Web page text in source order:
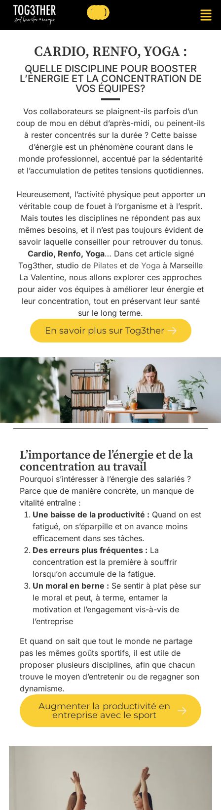
CARDIO, RENFO, YOGA :
QUELLE DISCIPLINE POUR BOOSTER
L’ÉNERGIE ET LA CONCENTRATION DE
VOS ÉQUIPES?
Vos collaborateurs se plaignent-ils parfois d’un
coup de mou en début d’après-midi, ou peinent-ils
à rester concentrés sur la durée ? Cette baisse
d’énergie est un phénomène courant dans le
monde professionnel, accentué par la sédentarité
et l’accumulation de petites tensions quotidiennes.
Heureusement, l’activité physique peut apporter un
véritable coup de fouet à l’organisme et à l’esprit.
Mais toutes les disciplines ne répondent pas aux
mêmes besoins, et il n’est pas toujours évident de
savoir laquelle conseiller pour retrouver du tonus.
Cardio, Renfo, Yoga… Dans cet article signé
Tog3ther, studio de Pilates et de Yoga à Marseille
La Valentine, nous allons explorer ces approches
pour aider vos équipes à améliorer leur énergie et
leur concentration, tout en préservant leur santé
sur le long terme.
En savoir plus sur Tog3ther
L’importance de l’énergie et de la
concentration au travail
Pourquoi s’intéresser à l’énergie des salariés ?
Parce que de manière concrète, un manque de
vitalité entraîne :
Une baisse de la productivité : Quand on est
fatigué, on s’éparpille et on avance moins
efficacement dans ses tâches.
Des erreurs plus fréquentes : La
concentration est la première à souffrir
lorsqu’on accumule de la fatigue.
Un moral en berne : Se sentir à plat pèse sur
le moral et peut, à terme, entamer la
motivation et l’engagement vis-à-vis de
l’entreprise
Et quand on sait que tout le monde ne partage
pas les mêmes goûts sportifs, il est utile de
proposer plusieurs disciplines, afin que chacun
trouve le moyen d’entretenir ou de regagner son
dynamisme.
Augmenter la productivité en
entreprise avec le sport